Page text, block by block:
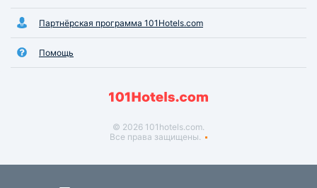
Партнёрская программа 101Hotels.com
Помощь
© 2026 101hotels.com.
Все права защищены.